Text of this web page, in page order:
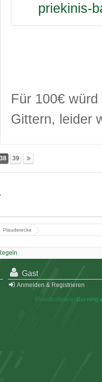
priekinis-
Für 100€
Gittern, leider
38 39
Plauderecke
Gast
Anmelden & Registrieren
Forensoftware: Burning